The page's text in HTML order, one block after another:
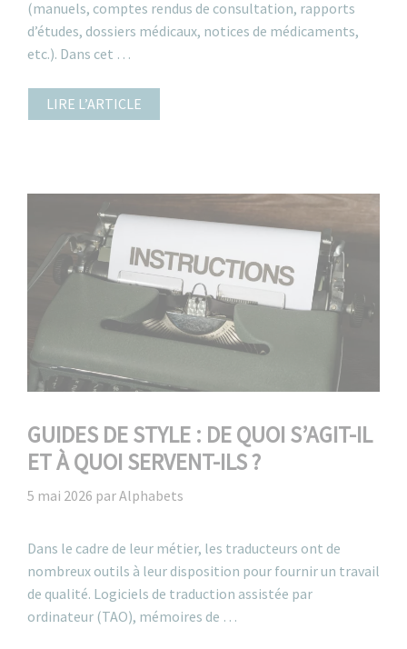
(manuels, comptes rendus de consultation, rapports
d’études, dossiers médicaux, notices de médicaments,
etc.). Dans cet …
LIRE L’ARTICLE
GUIDES DE STYLE : DE QUOI S’AGIT-IL
ET À QUOI SERVENT-ILS ?
5 mai 2026 parAlphabets
Dans le cadre de leur métier, les traducteurs ont de
nombreux outils à leur disposition pour fournir un travail
de qualité. Logiciels de traduction assistée par
ordinateur (TAO), mémoires de …